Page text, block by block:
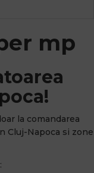
mp
la comandarea
Cluj-Napoca si zone